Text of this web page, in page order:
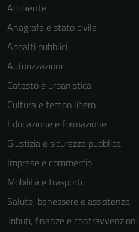
Ambiente
Anagrafe e stato civile
Appalti pubblici
Autorizzazioni
Catasto e urbanistica
Cultura e tempo libero
Educazione e formazione
Giustizia e sicurezza pubblica
Imprese e commercio
Mobilità e trasporti
Salute, benessere e assistenza
Tributi, finanze e contravvenzioni